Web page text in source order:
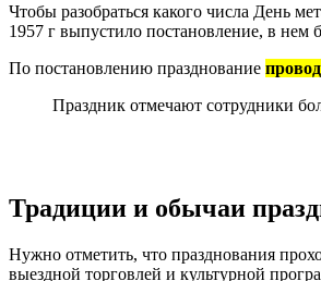
Чтобы разобраться какого числа День
1957 г выпустило постановление, в нем
По постановлению празднование
Праздник отмечают сотрудники
Традиции и обычаи
Нужно отметить, что празднования
выездной торговлей и культурной